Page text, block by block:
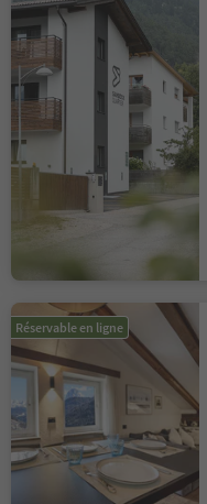
Réservable en ligne